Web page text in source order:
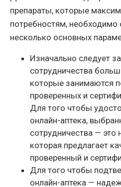
препараты, которые
потребностям, необходимо
несколько основных
Изначально следует
сотрудничества
которые занимаются
проверенных и
Для того чтобы
онлайн-аптека,
сотрудничества — это
которая предлагает
проверенный и
Для того чтобы
онлайн-аптека —